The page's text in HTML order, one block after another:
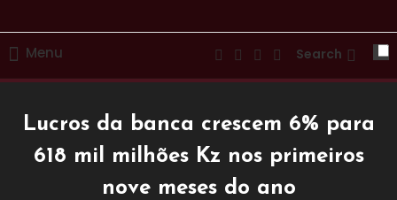
Menu Search
Lucros da banca crescem 6% para
618 mil milhões Kz nos primeiros
nove meses do ano